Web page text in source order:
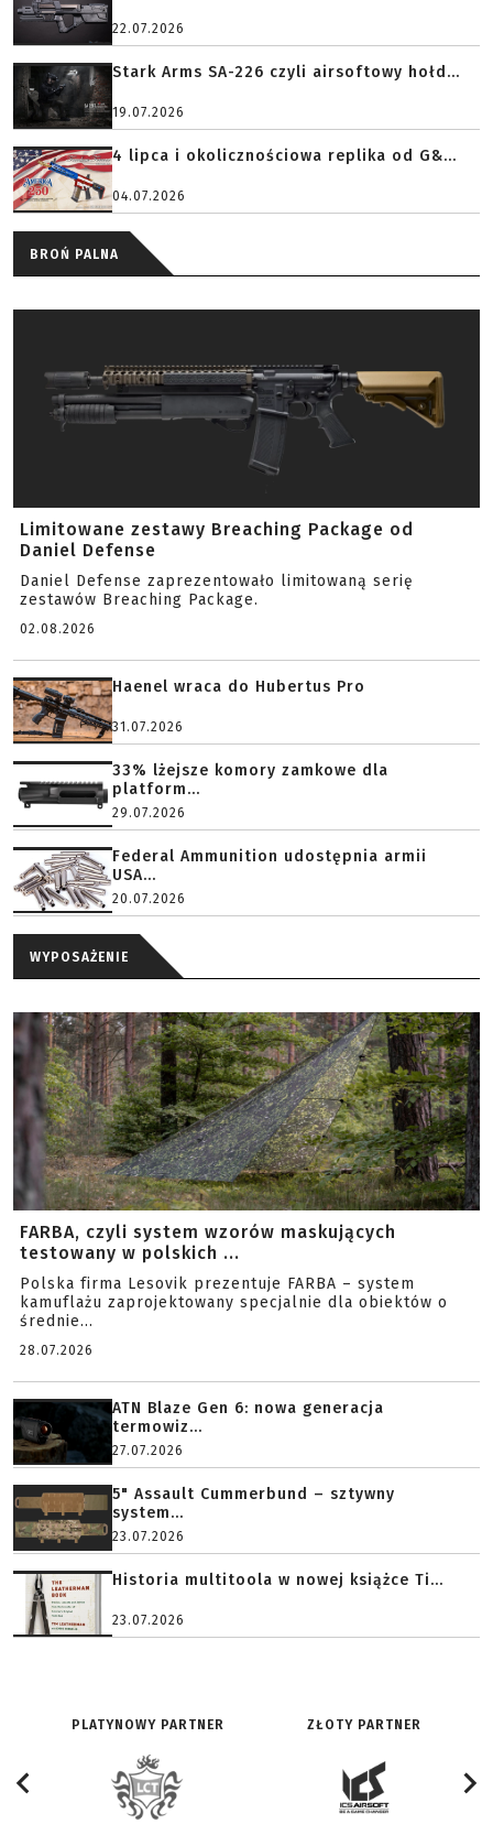
22.07.2026
Stark Arms SA-226 czyli airsoftowy hołd...
19.07.2026
4 lipca i okolicznościowa replika od G&...
04.07.2026
BROŃ PALNA
Limitowane zestawy Breaching Package od
Daniel Defense
Daniel Defense zaprezentowało limitowaną serię
zestawów Breaching Package.
02.08.2026
Haenel wraca do Hubertus Pro
31.07.2026
33% lżejsze komory zamkowe dla
platform...
29.07.2026
Federal Ammunition udostępnia armii
USA...
20.07.2026
WYPOSAŻENIE
FARBA, czyli system wzorów maskujących
testowany w polskich ...
Polska firma Lesovik prezentuje FARBA – system
kamuflażu zaprojektowany specjalnie dla obiektów o
średnie...
28.07.2026
ATN Blaze Gen 6: nowa generacja
termowiz...
27.07.2026
5" Assault Cummerbund – sztywny
system...
23.07.2026
Historia multitoola w nowej książce Ti...
23.07.2026
PLATYNOWY PARTNER ZŁOTY PARTNER